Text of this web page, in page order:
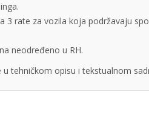
3 rate za vozila koja podržavaju
neodređeno u RH.
tehničkom opisu i tekstualnom